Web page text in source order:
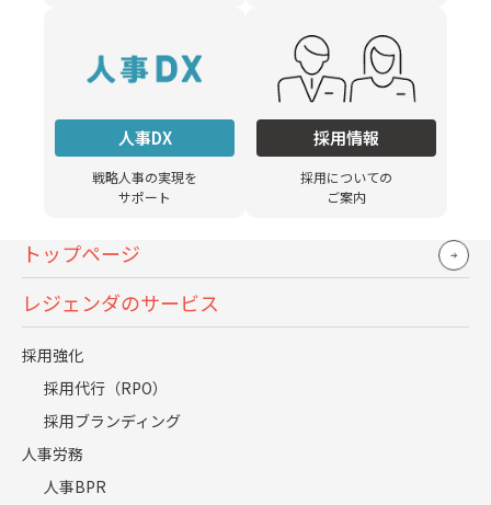
人事DX
戦略人事の実現を
サポート
採用情報
採用についての
ご案内
トップページ
レジェンダのサービス
採用強化
採用代行（RPO）
採用ブランディング
人事労務
人事BPR
延と候補者への惹きつけ不足です。候補者は複数社を並行
受験しているため、レスポンスが遅いと他社で決まってし
たとえば書類選考に1週間、面接結果連絡に5日かかると、
その間に競合企業の内定が出るケースが少なくありませ
ん。合否連絡は24時間以内、面接後のフィードバックは2営
す。
自社が「注力企業」として優先されていない
ードバックの不足です。エージェントは1人で100〜200社
を担当しており、決定率と想定報酬をもとに稼働リソース
を配分する仕組みです。